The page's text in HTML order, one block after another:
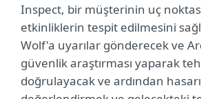
Inspect, bir müşterinin uç
etkinliklerin tespit edilmesini
Wolf'a uyarılar gönderecek ve
güvenlik araştırması yaparak
doğrulayacak ve ardından hasarı